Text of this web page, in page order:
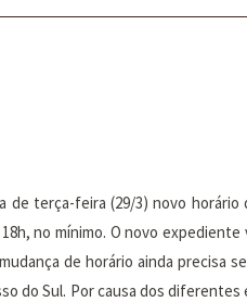
de terça-feira (29/3) novo
no mínimo. O novo
de horário ainda precisa
do Sul. Por causa dos